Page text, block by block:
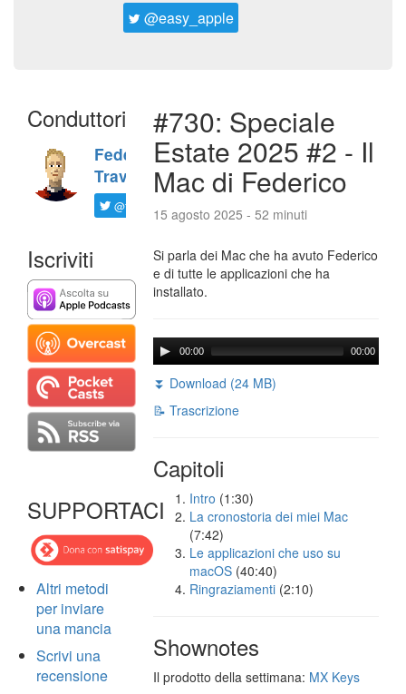
@easy_apple
Conduttori
Federico
Travaini
@ftrava
Iscriviti
SUPPORTACI
Altri metodi
per inviare
una mancia
Scrivi una
recensione
#730: Speciale
Estate 2025 #2 - Il
Mac di Federico
15 agosto 2025 - 52 minuti
Si parla dei Mac che ha avuto Federico
e di tutte le applicazioni che ha
installato.
00:00 00:00
⏬ Download (24 MB)
📝 Trascrizione
Capitoli
Intro (1:30)
La cronostoria dei miei Mac
(7:42)
Le applicazioni che uso su
macOS (40:40)
Ringraziamenti (2:10)
Shownotes
Il prodotto della settimana: MX Keys